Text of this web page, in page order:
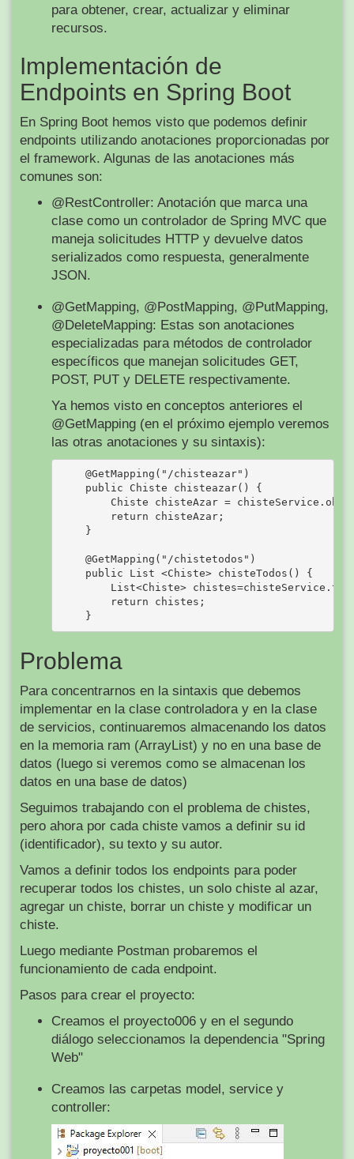
para obtener, crear, actualizar y eliminar
recursos.
Implementación de
Endpoints en Spring Boot
En Spring Boot hemos visto que podemos definir
endpoints utilizando anotaciones proporcionadas por
el framework. Algunas de las anotaciones más
comunes son:
@RestController: Anotación que marca una
clase como un controlador de Spring MVC que
maneja solicitudes HTTP y devuelve datos
serializados como respuesta, generalmente
JSON.
@GetMapping, @PostMapping, @PutMapping,
@DeleteMapping: Estas son anotaciones
especializadas para métodos de controlador
específicos que manejan solicitudes GET,
POST, PUT y DELETE respectivamente.
Ya hemos visto en conceptos anteriores el
@GetMapping (en el próximo ejemplo veremos
las otras anotaciones y su sintaxis):
    @GetMapping("/chisteazar")
    public Chiste chisteazar() {
Chiste chisteAzar =
        return chisteAzar;
    }
    @GetMapping("/chistetodos")
    public List <Chiste> chisteTodos() {
List<Chiste>
        return chistes;
Problema
Para concentrarnos en la sintaxis que debemos
implementar en la clase controladora y en la clase
de servicios, continuaremos almacenando los datos
en la memoria ram (ArrayList) y no en una base de
datos (luego si veremos como se almacenan los
datos en una base de datos)
Seguimos trabajando con el problema de chistes,
pero ahora por cada chiste vamos a definir su id
(identificador), su texto y su autor.
Vamos a definir todos los endpoints para poder
recuperar todos los chistes, un solo chiste al azar,
agregar un chiste, borrar un chiste y modificar un
chiste.
Luego mediante Postman probaremos el
funcionamiento de cada endpoint.
Pasos para crear el proyecto:
Creamos el proyecto006 y en el segundo
diálogo seleccionamos la dependencia "Spring
Web"
Creamos las carpetas model, service y
controller: